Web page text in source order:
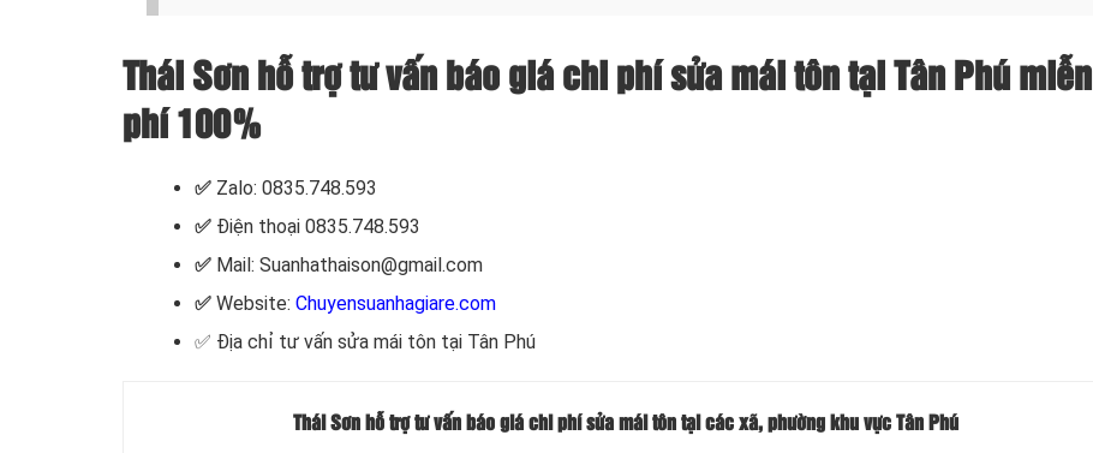
Thái Sơn hỗ trợ tư vấn báo giá chi phí sửa mái tôn tại Tân Phú miễn
phí 100%
✅ Zalo: 0835.748.593
✅ Điện thoại 0835.748.593
✅ Mail: Suanhathaison@gmail.com
✅ Website: Chuyensuanhagiare.com
✅ Địa chỉ tư vấn sửa mái tôn tại Tân Phú
Thái Sơn hỗ trợ tư vấn báo giá chi phí sửa mái tôn tại các xã, phường khu vực Tân Phú